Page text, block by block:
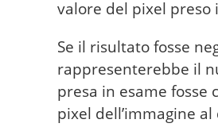
valore del pixel
Se il risultato fosse
rappresenterebbe il
presa in esame fosse
pixel dell’immagine